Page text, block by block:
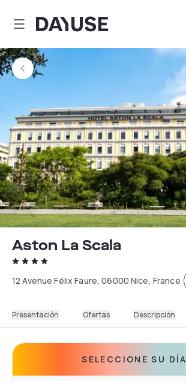
Dayuse
Aston La Scala
12 Avenue Félix Faure, 06000 Nice, France
Presentación Ofertas Descripción
SELECCIONE SU DÍA